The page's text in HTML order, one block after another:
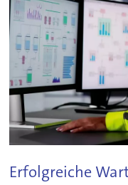
Erfolgreiche